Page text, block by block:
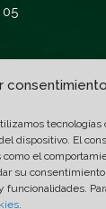
consentimiento
tecnologías
dispositivo. El
el
su
.
05